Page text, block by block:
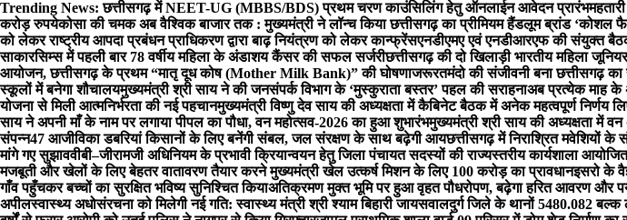
Skip
to
content
Trending News: छत्तीसगढ़ में NEET-UG (MBBS/BDS) प्रथम चरण काउंसिलिंग हेतु ऑनलाईन आवेदन प्रारंभ
करोड़ रुपयेकोसा की चमक अब वैश्विक बाजार तक : मुख्यमंत्री ने लॉन्च किया छत्तीसगढ़ का प्रीमियम हैंडलूम ब्रांड ‘कोशल
को लेकर राष्ट्रीय आपदा प्रबंधन प्राधिकरण द्वारा बाढ़ नियंत्रण को लेकर कान्फ्रेंसएनडीएमए एवं एनडीआरएफ की संयुक्त
साकारसिम्स में पहली बार 78 वर्षीय महिला के अंडाशय कैंसर की सफल सर्जरीछत्तीसगढ़ की दो खिलाड़ी भारतीय महिला
आयोजन, छत्तीसगढ़ के प्रथम “मातृ दूध कोष (Mother Milk Bank)” की घोषणाजरूरतमंदो की संजीवनी बना छत्तीसगढ़
स्कूलों में बनेगा शौचालयमुख्यमंत्री श्री साय ने की जनसंपर्क विभाग के ‘मुस्कुराता बस्तर’ पहल की सराहनाअब प्रत्येक माह के
योजना से मिली आत्मनिर्भरता की नई पहचानमुख्यमंत्री विष्णु देव साय की अध्यक्षता में कैबिनेट बैठक में अनेक महत्वपूर्ण निर्णय
साय ने अपनी माँ के नाम पर लगाया पीपल का पौधा, वन महोत्सव-2026 का हुआ शुभारंभमुख्यमंत्री श्री साय की अध्यक्षता में
संपन्न47 आजीविका डबरियां किसानों के लिए बनेंगी संबल, जल संरक्षण के साथ बढ़ेगी आयछत्तीसगढ़ में निराश्रित मवेशियों के
मांगे गए सुझाववीबी–जीरामजी अधिनियम के प्रभावी क्रियान्वयन हेतु जिला पंचायत सदस्यों की राज्यस्तरीय कार्यशाला आयोजित
मजबूती और खेलों के लिए बेहतर वातावरण तैयार करने मुख्यमंत्री खेल उत्कर्ष मिशन के लिए 100 करोड़ का प्रावधानइसरो के
गाँव पहुँचकर बच्चों का सुरक्षित भविष्य सुनिश्चित कियाअतिक्रमण मुक्त भूमि पर हुआ वृहत पौधरोपण, बढ़ेगा हरित आवरण और
अपीलस्वास्थ्य अधोसंरचना को मिलेगी नई गति: स्वास्थ्य मंत्री श्री श्याम बिहारी जायसवालदुर्ग जिले के थानों 5480.082 बल्क